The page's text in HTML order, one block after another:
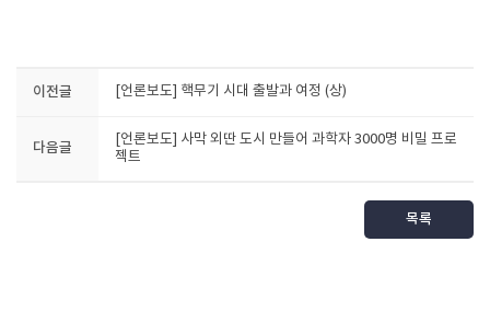
이전글 [언론보도] 핵무기 시대 출발과 여정 (상)
다음글
[언론보도] 사막 외딴 도시 만들어 과학자 3000명 비밀 프로
젝트
목록